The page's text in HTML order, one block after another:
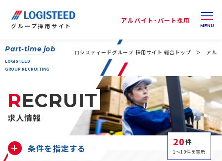
グループ採用サイト
アルバイト・パート採用
Part-time job
LOGISTEED
GROUP RECRUITING
ロジスティードグループ 採用サイト 総合トップ アル
RECRUIT
求人情報
20件
1～10件を表示
条件を指定する